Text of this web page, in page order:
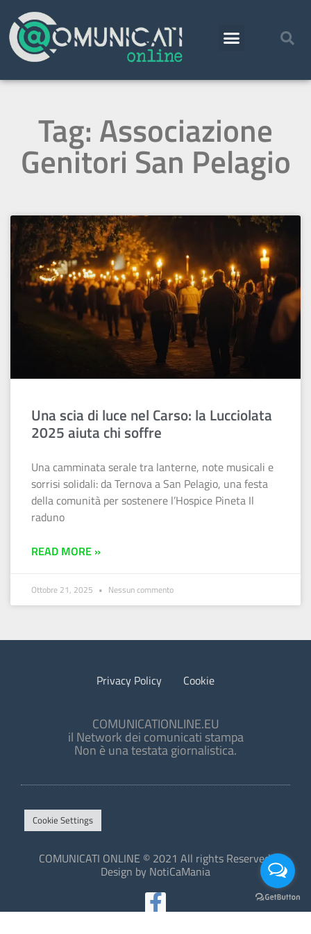
Tag: Associazione
Genitori San Pelagio
Una scia di luce nel Carso: la Lucciolata
2025 aiuta chi soffre
Una camminata serale tra lanterne, note musicali e
sorrisi solidali: da Ternova a San Pelagio, una festa
della comunità per sostenere l’Hospice Pineta Il
raduno
READ MORE »
Ottobre 21, 2025 Nessun commento
Privacy Policy Cookie
COMUNICATIONLINE.EU
il Network dei comunicati stampa
Non è una testata giornalistica.
Cookie Settings
COMUNICATI ONLINE © 2021 All rights Reserved.
Design by NotiCaMania